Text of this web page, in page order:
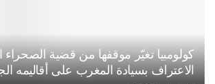
كولومبيا تغيّر موقفها من قضية الصحراء
الاعتراف بسيادة المغرب على أقاليمه